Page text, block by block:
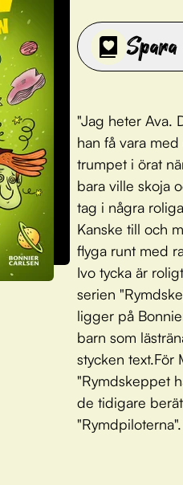
"Jag heter Ava.
han få vara
trumpet i örat
bara ville skoja
tag i några
Kanske till och
flyga runt med
Ivo tycka är
serien
ligger på
barn som
stycken text.För
"Rymdskeppet
de tidigare
"Rymdpiloterna".